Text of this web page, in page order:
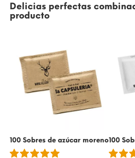
Delicias perfectas
producto
100 Sobres de azúcar moreno100